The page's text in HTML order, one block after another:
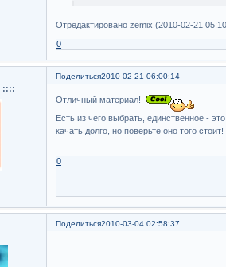
Отредактировано zemix (2010-02-21
0
Поделиться2010-02-21 06:00:14
::::
Отличный материал!
Есть из чего выбрать, единственное -
качать долго, но поверьте оно того
0
Поделиться2010-03-04 02:58:37